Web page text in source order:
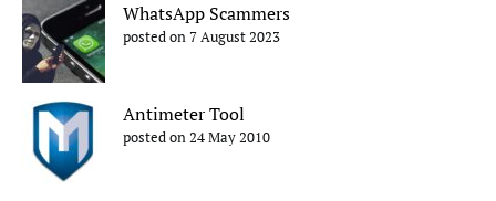
WhatsApp Scammers
posted on 7 August 2023
Antimeter Tool
posted on 24 May 2010